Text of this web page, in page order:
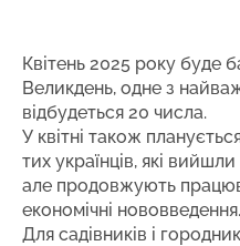
Квітень 2025 року буде
Великдень, одне з
відбудеться 20 числа.
У квітні також
тих українців, які
але продовжують
економічні нововведення.
Для садівників і